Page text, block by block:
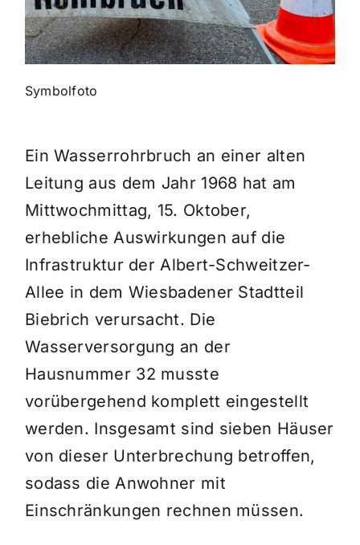
Symbolfoto
Ein Wasserrohrbruch an einer alten
Leitung aus dem Jahr 1968 hat am
Mittwochmittag, 15. Oktober,
erhebliche Auswirkungen auf die
Infrastruktur der Albert-Schweitzer-
Allee in dem Wiesbadener Stadtteil
Biebrich verursacht. Die
Wasserversorgung an der
Hausnummer 32 musste
vorübergehend komplett eingestellt
werden. Insgesamt sind sieben Häuser
von dieser Unterbrechung betroffen,
sodass die Anwohner mit
Einschränkungen rechnen müssen.